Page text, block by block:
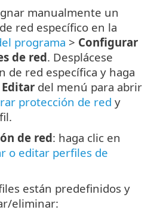
manualmente un
red específico en la
programa > Configurar
de red. Desplácese
de red específica y haga
Editar del menú para abrir
protección de red y
de red: haga clic en
o editar perfiles de
están predefinidos y
eliminar: